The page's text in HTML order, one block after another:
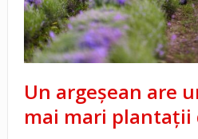
Un argeşean are
mai mari plantaţii